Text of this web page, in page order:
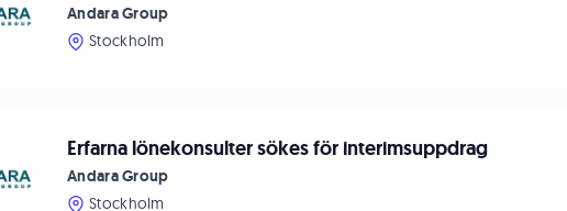
Andara Group
Stockholm
Erfarna lönekonsulter sökes för interimsuppdrag
Andara Group
Stockholm